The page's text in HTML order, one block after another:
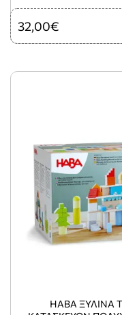
32,00€
HABA ΞΎΛΙΝΑ